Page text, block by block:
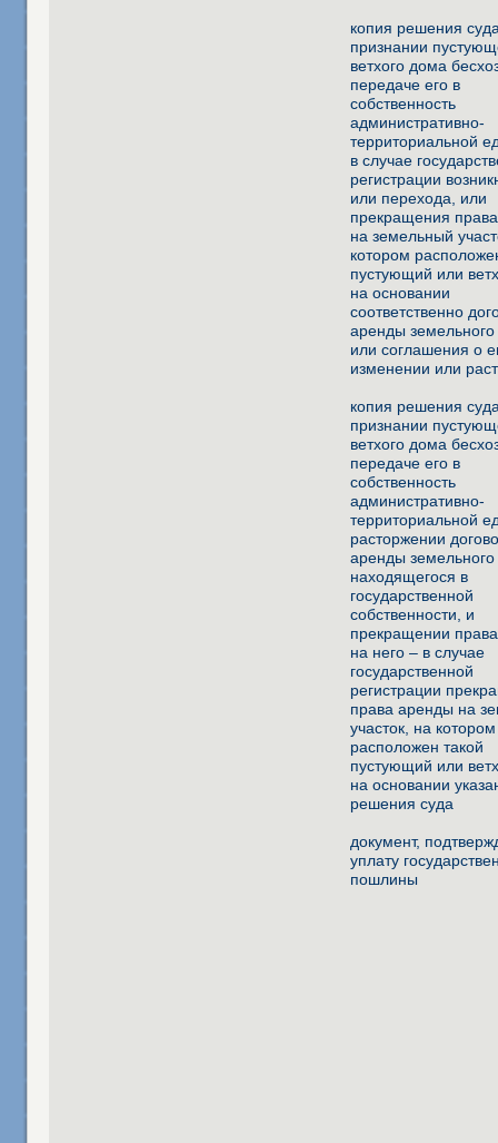
копия решения
признании
ветхого дома
передаче его в
собственность
административно-
территориальной
в случае
регистрации
или перехода, или
прекращения
на земельный
котором
пустующий или
на основании
соответственно
аренды земельного
или соглашения о
изменении или
копия решения
признании
ветхого дома
передаче его в
собственность
административно-
территориальной
расторжении
аренды земельного
находящегося в
государственной
собственности, и
прекращении
на него – в случае
государственной
регистрации
права аренды на
участок, на котором
расположен такой
пустующий или
на основании
решения суда
документ,
уплату
пошлины